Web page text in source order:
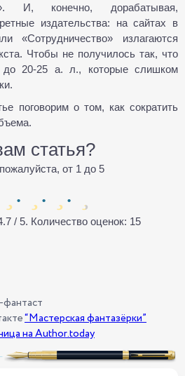
И, конечно, дорабатывая,
издательства: на сайтах в
«Сотрудничество» излагаются
Чтобы не получилось так, что
до 20-25 а. л., которые слишком
поговорим о том, как сократить
статья?
от 1 до 5
/ 5. Количество оценок: 15
фантаст
“Мастерская фантазёрки”
на Author.today